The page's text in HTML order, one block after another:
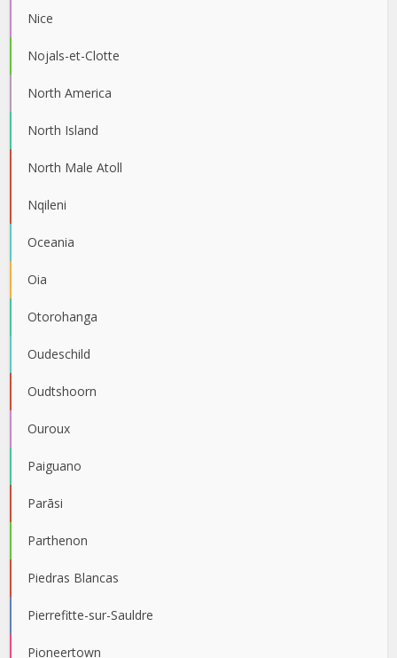
Nice
Nojals-et-Clotte
North America
North Island
North Male Atoll
Nqileni
Oceania
Oia
Otorohanga
Oudeschild
Oudtshoorn
Ouroux
Paiguano
Parāsi
Parthenon
Piedras Blancas
Pierrefitte-sur-Sauldre
Pioneertown